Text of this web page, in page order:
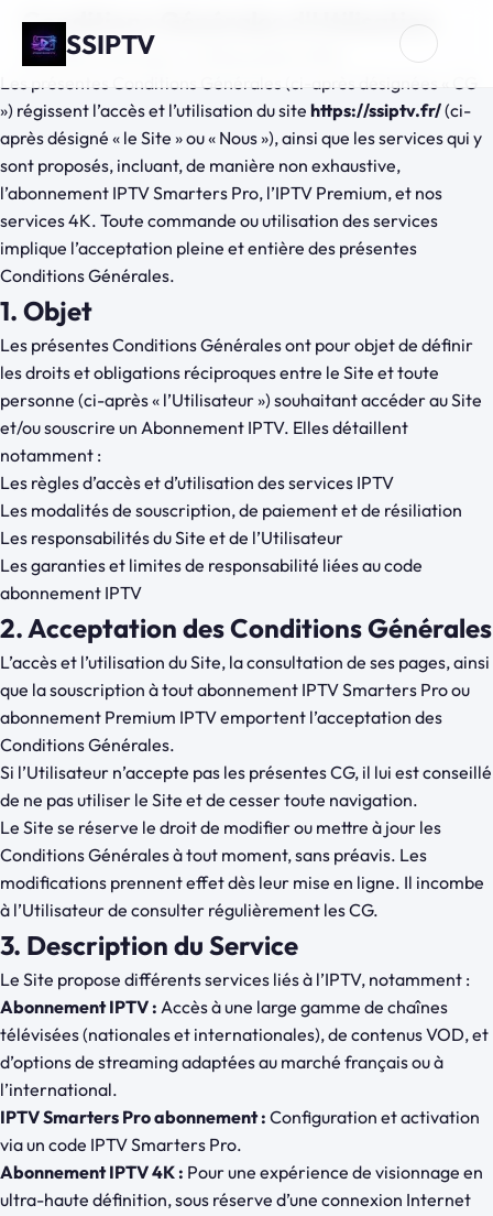
SSIPTV
Conditions Générales d'Utilisation
Dernière mise à jour : 23 Novembre 2025
Les présentes Conditions Générales (ci-après désignées « CG
») régissent l’accès et l’utilisation du site https://ssiptv.fr/(ci-
après désigné « le Site » ou « Nous »), ainsi que les services qui y
sont proposés, incluant, de manière non exhaustive,
l’abonnement IPTV Smarters Pro, l’IPTV Premium, et nos
services 4K. Toute commande ou utilisation des services
implique l’acceptation pleine et entière des présentes
Conditions Générales.
1. Objet
Les présentes Conditions Générales ont pour objet de définir
les droits et obligations réciproques entre le Site et toute
personne (ci-après « l’Utilisateur ») souhaitant accéder au Site
et/ou souscrire un Abonnement IPTV. Elles détaillent
notamment :
Les règles d’accès et d’utilisation des services IPTV
Les modalités de souscription, de paiement et de résiliation
Les responsabilités du Site et de l’Utilisateur
Les garanties et limites de responsabilité liées au code
abonnement IPTV
2. Acceptation des Conditions Générales
L’accès et l’utilisation du Site, la consultation de ses pages, ainsi
que la souscription à tout abonnement IPTV Smarters Pro ou
abonnement Premium IPTV emportent l’acceptation des
Conditions Générales.
Si l’Utilisateur n’accepte pas les présentes CG, il lui est conseillé
de ne pas utiliser le Site et de cesser toute navigation.
Le Site se réserve le droit de modifier ou mettre à jour les
Conditions Générales à tout moment, sans préavis. Les
modifications prennent effet dès leur mise en ligne. Il incombe
à l’Utilisateur de consulter régulièrement les CG.
3. Description du Service
Le Site propose différents services liés à l’IPTV, notamment :
Abonnement IPTV : Accès à une large gamme de chaînes
télévisées (nationales et internationales), de contenus VOD, et
d’options de streaming adaptées au marché français ou à
l’international.
IPTV Smarters Pro abonnement : Configuration et activation
via un code IPTV Smarters Pro.
Abonnement IPTV 4K : Pour une expérience de visionnage en
ultra-haute définition, sous réserve d’une connexion Internet